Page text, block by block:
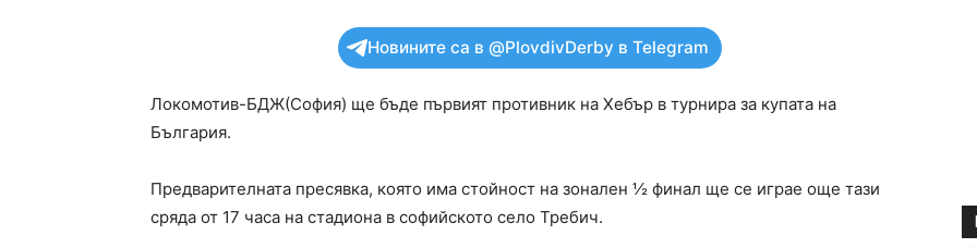
Новините са в @PlovdivDerby в Telegram
Локомотив-БДЖ(София) ще бъде първият противник на Хебър в турнира за купата на
България.
Предварителната пресявка, която има стойност на зонален ½ финал ще се играе още тази
сряда от 17 часа на стадиона в софийското село Требич.